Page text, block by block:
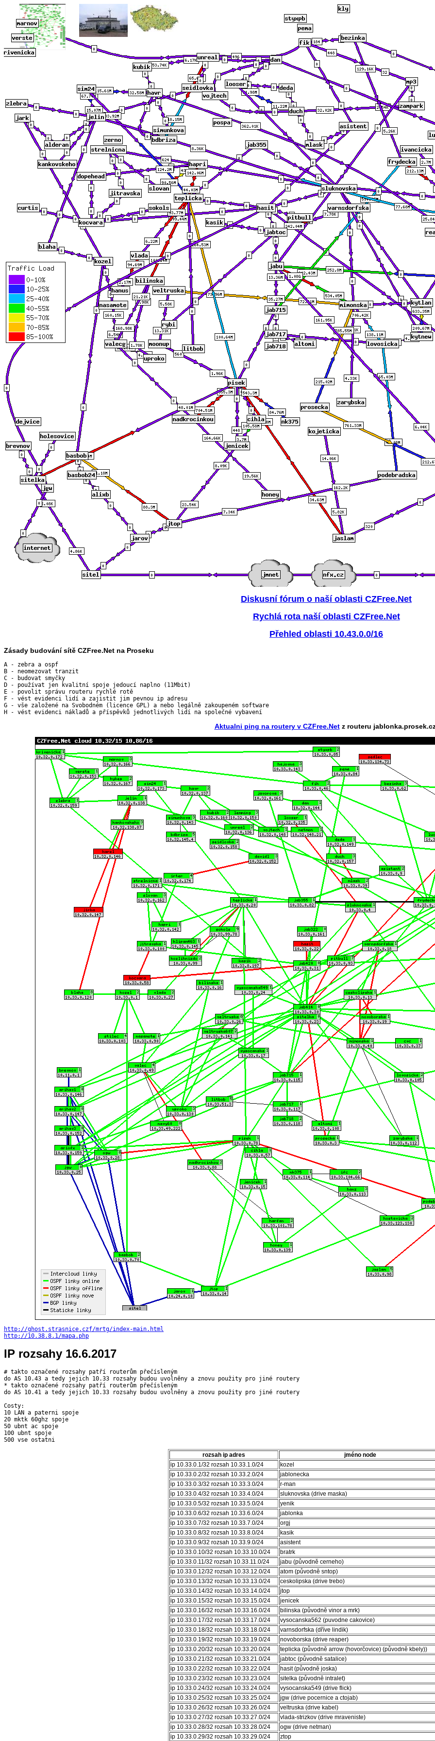
Diskusní fórum o naší oblasti CZFree.Net
Rychlá rota naší oblasti CZFree.Net
Přehled oblasti 10.43.0.0/16
Zásady budování sítě CZFree.Net na Proseku
A - zebra a ospf
B - neomezovat tranzit
C - budovat smyčky
D - používat jen kvalitní spoje jedoucí naplno (11Mbit)
E - povolit správu routeru rychlé rotě
F - vést evidenci lidí a zajistit jim pevnou ip adresu
G - vše založené na Svobodném (licence GPL) a nebo legálně zakoupeném software
Aktualni ping na routery v CZFree.Netz routeru
http://ghost.strasnice.czf/mrtg/index-main.html
http://10.38.8.1/mapa.php
IP rozsahy 16.6.2017
# takto označené rozsahy patří routerům přečísleným
do AS 10.43 a tedy jejich 10.33 rozsahy budou uvolněny a znovu použity pro jiné routery
* takto označené rozsahy patří routerům přečísleným
do AS 10.41 a tedy jejich 10.33 rozsahy budou uvolněny a znovu použity pro jiné routery
Costy:
10 LAN a paterni spoje
20 mktk 60ghz spoje
50 ubnt ac spoje
100 ubnt spoje
rozsah ip adres
jméno node
ip 10.33.0.1/32 rozsah 10.33.1.0/24
kozel
ip 10.33.0.2/32 rozsah 10.33.2.0/24
jablonecka
ip 10.33.0.3/32 rozsah 10.33.3.0/24
r-man
ip 10.33.0.4/32 rozsah 10.33.4.0/24
sluknovska (drive maska)
ip 10.33.0.5/32 rozsah 10.33.5.0/24
yenik
ip 10.33.0.6/32 rozsah 10.33.6.0/24
jablonka
ip 10.33.0.7/32 rozsah 10.33.7.0/24
orgj
ip 10.33.0.8/32 rozsah 10.33.8.0/24
kasik
ip 10.33.0.9/32 rozsah 10.33.9.0/24
asistent
ip 10.33.0.10/32 rozsah 10.33.10.0/24
bratrk
ip 10.33.0.11/32 rozsah 10.33.11.0/24
jabu (původně cerneho)
ip 10.33.0.12/32 rozsah 10.33.12.0/24
atom (původně sntop)
ip 10.33.0.13/32 rozsah 10.33.13.0/24
ceskolipska (drive trebo)
ip 10.33.0.14/32 rozsah 10.33.14.0/24
jtop
ip 10.33.0.15/32 rozsah 10.33.15.0/24
jenicek
ip 10.33.0.16/32 rozsah 10.33.16.0/24
bilinska (původně vinor a mrk)
ip 10.33.0.17/32 rozsah 10.33.17.0/24
vysocanska562 (puvodne cakovice)
ip 10.33.0.18/32 rozsah 10.33.18.0/24
varnsdorfska (dříve lindik)
ip 10.33.0.19/32 rozsah 10.33.19.0/24
novoborska (drive reaper)
ip 10.33.0.20/32 rozsah 10.33.20.0/24
teplicka (původně arrow (hovorčovice) (původně kbely))
ip 10.33.0.21/32 rozsah 10.33.21.0/24
jabtoc (původně satalice)
ip 10.33.0.22/32 rozsah 10.33.22.0/24
hasit (původně joska)
ip 10.33.0.23/32 rozsah 10.33.23.0/24
sitelka (původně intralet)
ip 10.33.0.24/32 rozsah 10.33.24.0/24
vysocanska549 (drive flick)
ip 10.33.0.25/32 rozsah 10.33.25.0/24
jgw (drive pocernice a ctojab)
ip 10.33.0.26/32 rozsah 10.33.26.0/24
veltruska (drive kabel)
ip 10.33.0.27/32 rozsah 10.33.27.0/24
vlada-strizkov (drive mraveniste)
ip 10.33.0.28/32 rozsah 10.33.28.0/24
ogw (drive netman)
ip 10.33.0.29/32 rozsah 10.33.29.0/24
ztop